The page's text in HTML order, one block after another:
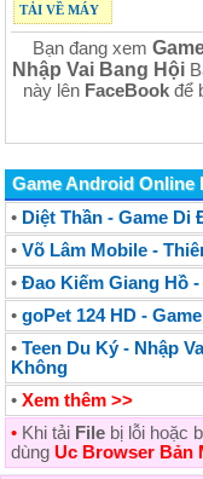
TẢI VỀ MÁY
Bạn đang xem
Nhập Vai Bang Hội
này lên FaceBook để
Game Android Online
• Diệt Thần - Game
• Võ Lâm Mobile -
• Đao Kiếm Giang Hồ
• goPet 124 HD -
• Teen Du Ký - Nhập
Không
• Xem thêm >>
• Khi tải File bị lỗi hoặc
dùng Uc Browser Bản